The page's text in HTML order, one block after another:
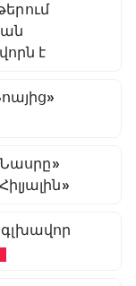
է
Նասրը»
գլխավոր